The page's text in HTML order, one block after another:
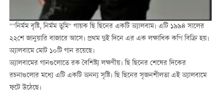
""নির্মম বৃষ্টি, নির্মম তুমি" গায়ক ছি ছিনের একটি অ্যালবাম। এটি ১৯৯৪ সালের
২২শে জানুয়ারি বাজারে আসে। প্রথম দুই দিনে এর এক লক্ষাধিক কপি বিক্রি হয়।
অ্যালবামে মোট ১০টি গান রয়েছে।
অ্যালবামের গানগুলোতে রক বৈশিষ্ট্য লক্ষণীয়। ছি ছিনের শেষের দিকের
রচনাগুলোর মধ্যে এটি একটি অনন্য সৃষ্টি। ছি ছিনের সৃজনশীলতা এই অ্যালবামে
ফুটে উঠেছে।